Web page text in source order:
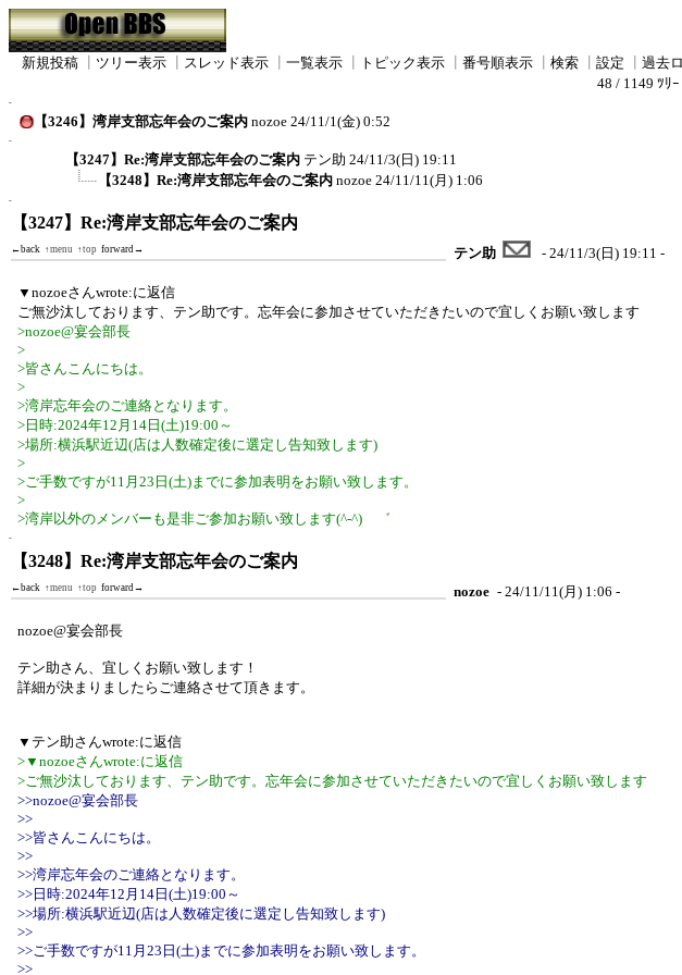
新規投稿 ツリー表示 スレッド表示 一覧表示 トピック表示 番号順表示 検索 設定
過去
48 / 1149 ﾂﾘｰ
【3246】湾岸支部忘年会のご案内 nozoe 24/11/1(金) 0:52
【3247】Re:湾岸支部忘年会のご案内 テン助 24/11/3(日) 19:11
【3248】Re:湾岸支部忘年会のご案内 nozoe 24/11/11(月) 1:06
【3247】Re:湾岸支部忘年会のご案内
←back ↑menu ↑top forward→ テン助 - 24/11/3(日) 19:11 -
▼nozoeさんwrote:に返信
ご無沙汰しております、テン助です。忘年会に参加させていただきたいので宜しくお願い致します
>nozoe@宴会部長
>
>皆さんこんにちは。
>
>湾岸忘年会のご連絡となります。
>日時:2024年12月14日(土)19:00～
>場所:横浜駅近辺(店は人数確定後に選定し告知致します)
>
>ご手数ですが11月23日(土)までに参加表明をお願い致します。
>
>湾岸以外のメンバーも是非ご参加お願い致します(^-^)ゝ゛
【3248】Re:湾岸支部忘年会のご案内
←back ↑menu ↑top forward→ nozoe - 24/11/11(月) 1:06 -
nozoe@宴会部長
テン助さん、宜しくお願い致します！
詳細が決まりましたらご連絡させて頂きます。
▼テン助さんwrote:に返信
>▼nozoeさんwrote:に返信
>ご無沙汰しております、テン助です。忘年会に参加させていただきたいので宜しくお願い致します
>>nozoe@宴会部長
>>
>>皆さんこんにちは。
>>
>>湾岸忘年会のご連絡となります。
>>日時:2024年12月14日(土)19:00～
>>場所:横浜駅近辺(店は人数確定後に選定し告知致します)
>>
>>ご手数ですが11月23日(土)までに参加表明をお願い致します。
>>